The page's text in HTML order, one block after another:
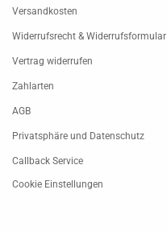
Versandkosten
Widerrufsrecht & Widerrufsformular
Vertrag widerrufen
Zahlarten
AGB
Privatsphäre und Datenschutz
Callback Service
Cookie Einstellungen